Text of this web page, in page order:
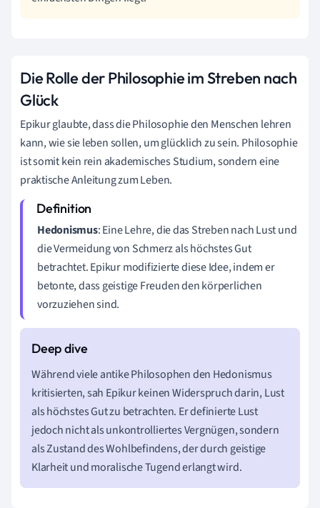
Die Rolle der Philosophie im Streben nach
Glück
Epikur glaubte, dass die Philosophie den Menschen lehren
kann, wie sie leben sollen, um glücklich zu sein. Philosophie
ist somit kein rein akademisches Studium, sondern eine
praktische Anleitung zum Leben.
Hedonismus: Eine Lehre, die das Streben nach Lust und
die Vermeidung von Schmerz als höchstes Gut
betrachtet. Epikur modifizierte diese Idee, indem er
betonte, dass geistige Freuden den körperlichen
vorzuziehen sind.
Während viele antike Philosophen den Hedonismus
kritisierten, sah Epikur keinen Widerspruch darin, Lust
als höchstes Gut zu betrachten. Er definierte Lust
jedoch nicht als unkontrolliertes Vergnügen, sondern
als Zustand des Wohlbefindens, der durch geistige
Klarheit und moralische Tugend erlangt wird.